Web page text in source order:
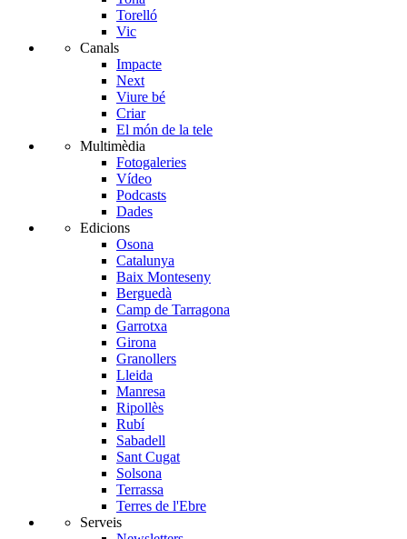
Torelló
Vic
Canals
Impacte
Next
Viure bé
Criar
El món de la tele
Multimèdia
Fotogaleries
Vídeo
Podcasts
Dades
Edicions
Osona
Catalunya
Baix Monteseny
Berguedà
Camp de Tarragona
Garrotxa
Girona
Granollers
Lleida
Manresa
Ripollès
Rubí
Sabadell
Sant Cugat
Solsona
Terrassa
Terres de l'Ebre
Serveis